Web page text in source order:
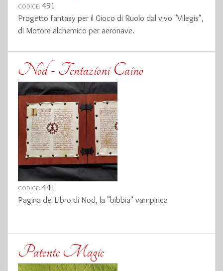
CODICE: 491
Progetto fantasy per il Gioco di Ruolo dal vivo "Vilegis",
di Motore alchemico per aeronave.
Nod - Tentazioni Caino
CODICE: 441
Pagina del Libro di Nod, la "bibbia" vampirica
Patente Magic